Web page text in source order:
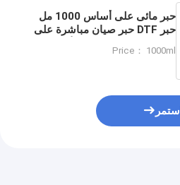
حبر مائى على أساس 1000 مل
حبر DTF حبر صيان مباشرة على
Price： 1000ml
استمر